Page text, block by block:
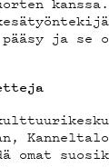
pääsy ja se
omat